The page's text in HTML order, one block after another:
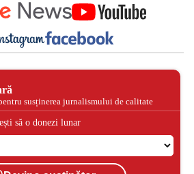
susținerea jurnalismului de calitate
să o donezi lunar